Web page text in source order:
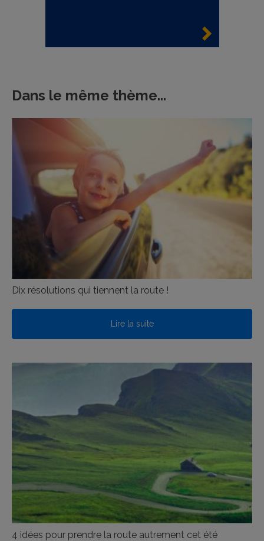
Dans le même thème...
Dix résolutions qui tiennent la route !
Lire la suite
4 idées pour prendre la route autrement cet été